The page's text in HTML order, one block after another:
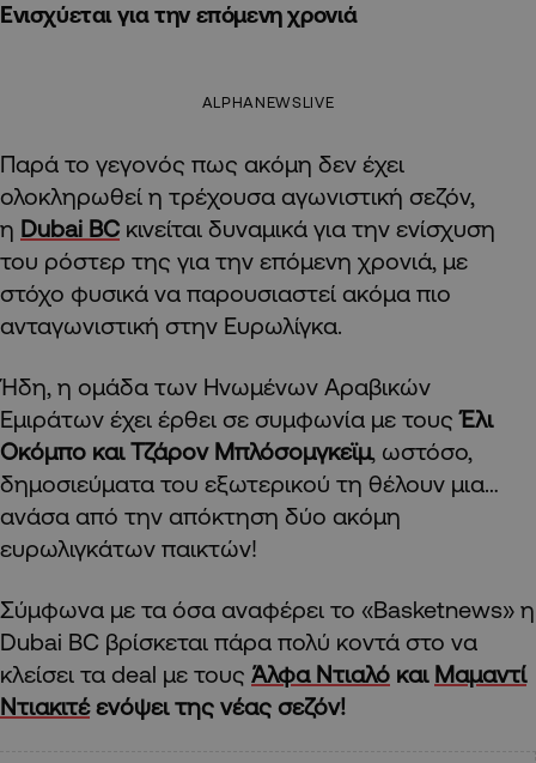
Ενισχύεται για την επόμενη χρονιά
ALPHANEWSLIVE
Παρά το γεγονός πως ακόμη δεν έχει
ολοκληρωθεί η τρέχουσα αγωνιστική σεζόν,
η Dubai BC κινείται δυναμικά για την ενίσχυση
του ρόστερ της για την επόμενη χρονιά, με
στόχο φυσικά να παρουσιαστεί ακόμα πιο
ανταγωνιστική στην Ευρωλίγκα.
Ήδη, η ομάδα των Ηνωμένων Αραβικών
Εμιράτων έχει έρθει σε συμφωνία με τους Έλι
Οκόμπο και Τζάρον Μπλόσομγκεϊμ, ωστόσο,
δημοσιεύματα του εξωτερικού τη θέλουν μια…
ανάσα από την απόκτηση δύο ακόμη
ευρωλιγκάτων παικτών!
Σύμφωνα με τα όσα αναφέρει το «Basketnews» η
Dubai BC βρίσκεται πάρα πολύ κοντά στο να
κλείσει τα deal με τους Άλφα Ντιαλό και Μαμαντί
Ντιακιτέενόψει της νέας σεζόν!